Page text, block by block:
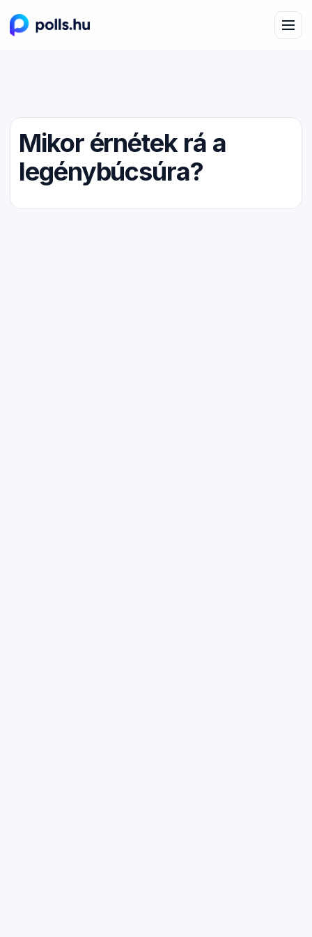
Mikor érnétek rá a
legénybúcsúra?